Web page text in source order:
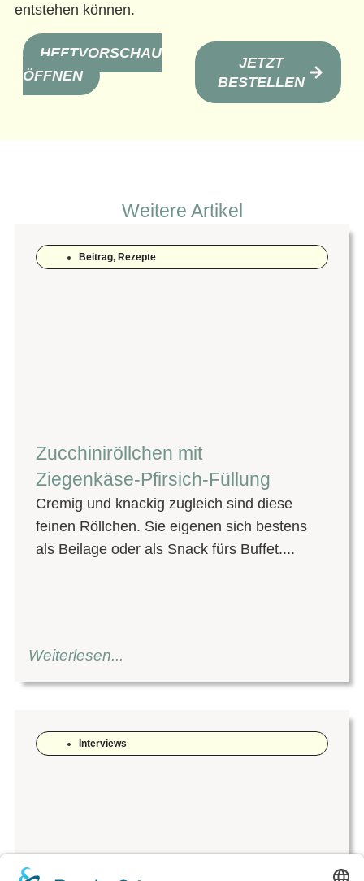
entstehen können.
HEFTVORSCHAU
ÖFFNEN
JETZT
BESTELLEN
Weitere Artikel
Beitrag, Rezepte
Zucchiniröllchen mit
Ziegenkäse-Pfirsich-Füllung
Cremig und knackig zugleich sind diese
feinen Röllchen. Sie eigenen sich bestens
als Beilage oder als Snack fürs Buffet....
Weiterlesen...
Interviews